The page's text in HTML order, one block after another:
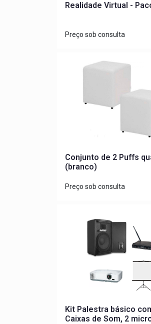
Realidade Virtual -
Preço sob consulta
Conjunto de 2 Puffs
(branco)
Preço sob consulta
Kit Palestra básico
Caixas de Som, 2